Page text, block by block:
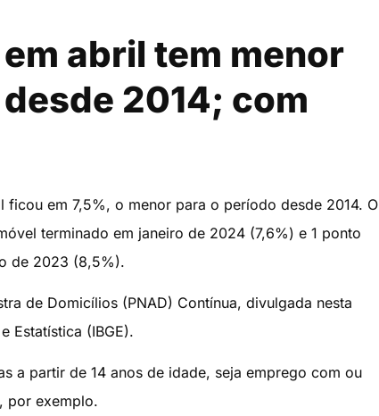
abril tem menor
2014; com
em 7,5%, o menor para o período desde 2014. O
terminado em janeiro de 2024 (7,6%) e 1 ponto
de 2023 (8,5%).
de Domicílios (PNAD) Contínua, divulgada nesta
Estatística (IBGE).
a partir de 14 anos de idade, seja emprego com ou
por exemplo.